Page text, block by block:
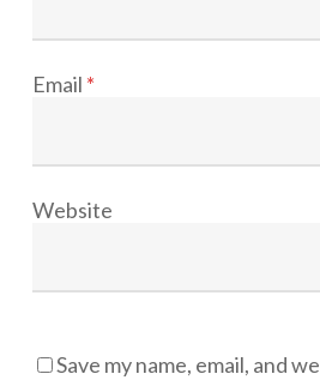
Email *
Website
Save my name, email, and